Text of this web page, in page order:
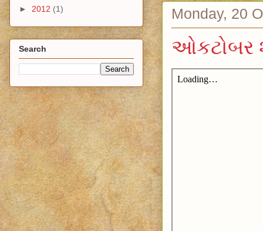
Monday, 20
ઓકટોબર
► 2012 (1)
Search